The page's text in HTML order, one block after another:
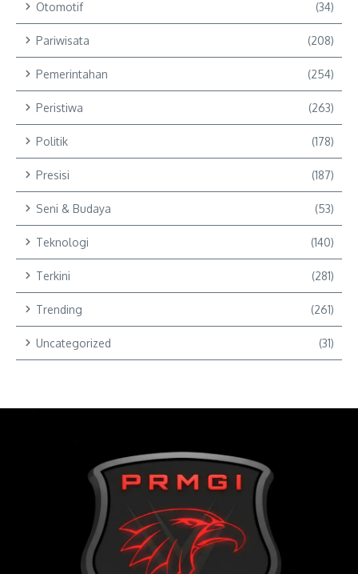
Otomotif (34)
Pariwisata (208)
Pemerintahan (254)
Peristiwa (263)
Politik (178)
Presisi (187)
Seni & Budaya (53)
Teknologi (140)
Terkini (281)
Trending (261)
Uncategorized (31)